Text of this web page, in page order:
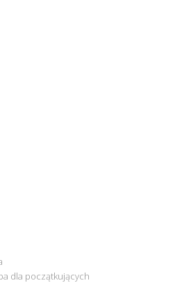
dla początkujących